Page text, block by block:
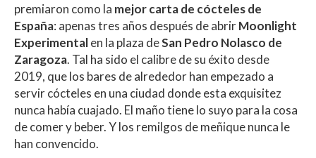
premiaron como la mejor carta de cócteles de
España: apenas tres años después de abrirMoonlight
Experimentalen la plaza deSan Pedro Nolasco de
Zaragoza. Tal ha sido el calibre de su éxito desde
2019, que los bares de alrededor han empezado a
servir cócteles en una ciudad donde esta exquisitez
nunca había cuajado. El maño tiene lo suyo para la cosa
de comer y beber. Y los remilgos de meñique nunca le
han convencido.